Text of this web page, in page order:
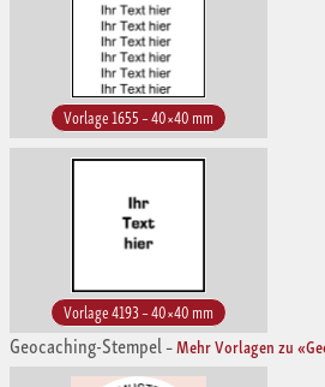
Vorlage 1655 – 40×40 mm
Vorlage 4193 – 40×40 mm
Geocaching-Stempel–Mehr Vorlagen zu